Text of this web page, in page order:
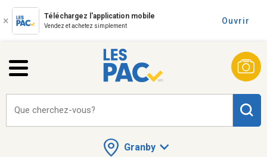
Téléchargez l'application mobile
Vendez et achetez simplement
Ouvrir
Granby
Que cherchez-vous?